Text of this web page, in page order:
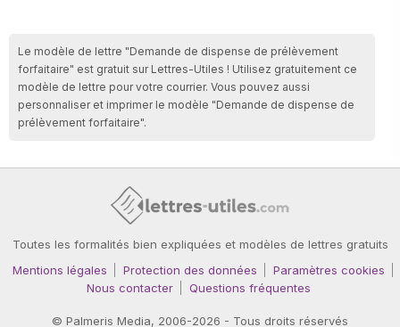
Le modèle de lettre "Demande de dispense de prélèvement
forfaitaire" est gratuit sur Lettres-Utiles ! Utilisez gratuitement ce
modèle de lettre pour votre courrier. Vous pouvez aussi
personnaliser et imprimer le modèle "Demande de dispense de
prélèvement forfaitaire".
Toutes les formalités bien expliquées et modèles de lettres gratuits
Mentions légales
Protection des données
Paramètres cookies
Nous contacter
Questions fréquentes
© Palmeris Media, 2006-2026 - Tous droits réservés